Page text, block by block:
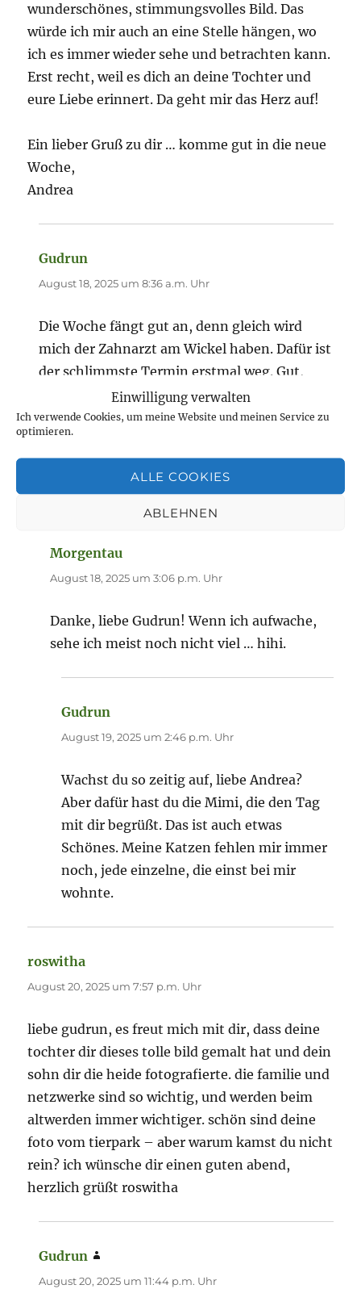
Einwilligung verwalten
Ich verwende Cookies, um meine Website und meinen Service zu
optimieren.
ALLE COOKIES
ABLEHNEN
wunderschönes, stimmungsvolles Bild. Das
würde ich mir auch an eine Stelle hängen, wo
ich es immer wieder sehe und betrachten kann.
Erst recht, weil es dich an deine Tochter und
eure Liebe erinnert. Da geht mir das Herz auf!
Ein lieber Gruß zu dir … komme gut in die neue
Woche,
Andrea
Gudrun
August 18, 2025 um 8:36 a.m. Uhr
Die Woche fängt gut an, denn gleich wird
mich der Zahnarzt am Wickel haben. Dafür ist
der schlimmste Termin erstmal weg. Gut,
wenn man immer etwas sehen kann, was
einen erfreut. Ich sehe es gleich beim
Aufwachen.
Eine gute Woche wünsche ich dir auch, liebe
Andrea, und grüße dich herzlich.
Morgentau
August 18, 2025 um 3:06 p.m. Uhr
Danke, liebe Gudrun! Wenn ich aufwache,
sehe ich meist noch nicht viel … hihi.
Gudrun
August 19, 2025 um 2:46 p.m. Uhr
Wachst du so zeitig auf, liebe Andrea?
Aber dafür hast du die Mimi, die den Tag
mit dir begrüßt. Das ist auch etwas
Schönes. Meine Katzen fehlen mir immer
noch, jede einzelne, die einst bei mir
wohnte.
roswitha
August 20, 2025 um 7:57 p.m. Uhr
liebe gudrun, es freut mich mit dir, dass deine
tochter dir dieses tolle bild gemalt hat und dein
sohn dir die heide fotografierte. die familie und
netzwerke sind so wichtig, und werden beim
altwerden immer wichtiger. schön sind deine
foto vom tierpark – aber warum kamst du nicht
rein? ich wünsche dir einen guten abend,
herzlich grüßt roswitha
Gudrun
August 20, 2025 um 11:44 p.m. Uhr